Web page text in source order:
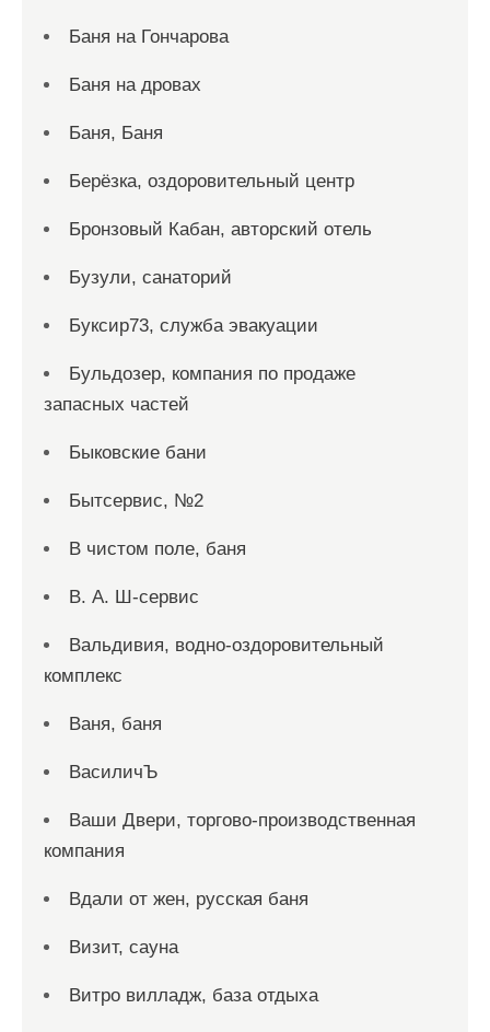
Баня на Гончарова
Баня на дровах
Баня, Баня
Берёзка, оздоровительный центр
Бронзовый Кабан, авторский отель
Бузули, санаторий
Буксир73, служба эвакуации
Бульдозер, компания по продаже
запасных частей
Быковские бани
Бытсервис, №2
В чистом поле, баня
В. А. Ш-сервис
Вальдивия, водно-оздоровительный
комплекс
Ваня, баня
ВасиличЪ
Ваши Двери, торгово-производственная
компания
Вдали от жен, русская баня
Визит, сауна
Витро вилладж, база отдыха